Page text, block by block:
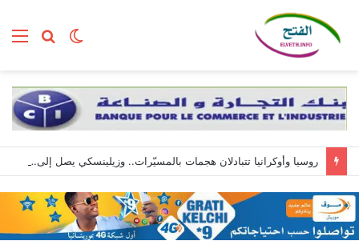
بحث الوضع
روسيا وأوكرانيا تتبادلان هجمات بالمسيّرات.. وزيلينسكي يصل إلى صربيا